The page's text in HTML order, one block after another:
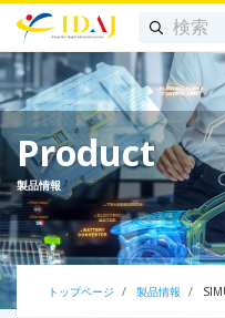
Product
製品情報
トップページ 製品情報